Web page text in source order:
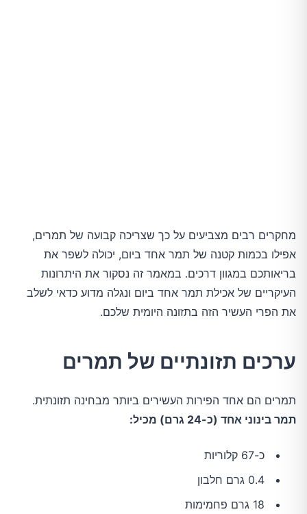
מחקרים רבים מצביעים על כך שצריכה קבועה של תמרים,
אפילו בכמות קטנה של תמר אחד ביום, יכולה לשפר את
בריאותכם במגוון דרכים. במאמר זה נסקור את היתרונות
העיקריים של אכילת תמר אחד ביום ונגלה מדוע כדאי לשלב
את הפרי העשיר הזה בתזונה היומית שלכם.
ערכים תזונתיים של תמרים
תמרים הם אחד הפירות העשירים ביותר מבחינה תזונתית.
תמר בינוני אחד (כ-24 גרם) מכיל:
כ-67 קלוריות
0.4 גרם חלבון
18 גרם פחמימות